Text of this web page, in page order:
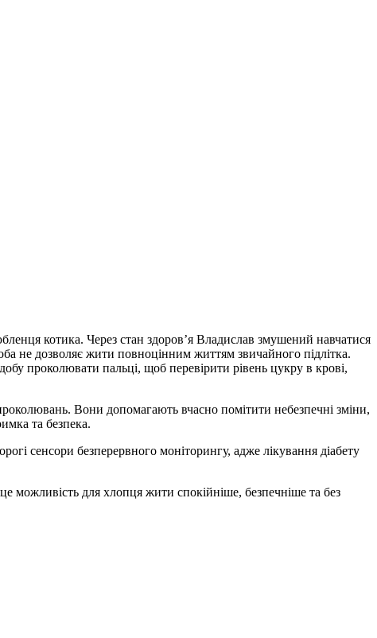
котика. Через стан здоров’я Владислав змушений навчатися
не дозволяє жити повноцінним життям звичайного підлітка.
проколювати пальці, щоб перевірити рівень цукру в крові,
Вони допомагають вчасно помітити небезпечні зміни,
та безпека.
сенсори безперервного моніторингу, адже лікування діабету
для хлопця жити спокійніше, безпечніше та без